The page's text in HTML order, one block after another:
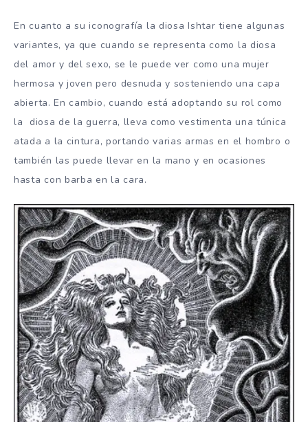
En cuanto a su iconografía la diosa Ishtar tiene algunas
variantes, ya que cuando se representa como la diosa
del amor y del sexo, se le puede ver como una mujer
hermosa y joven pero desnuda y sosteniendo una capa
abierta. En cambio, cuando está adoptando su rol como
la diosa de la guerra, lleva como vestimenta una túnica
atada a la cintura, portando varias armas en el hombro o
también las puede llevar en la mano y en ocasiones
hasta con barba en la cara.